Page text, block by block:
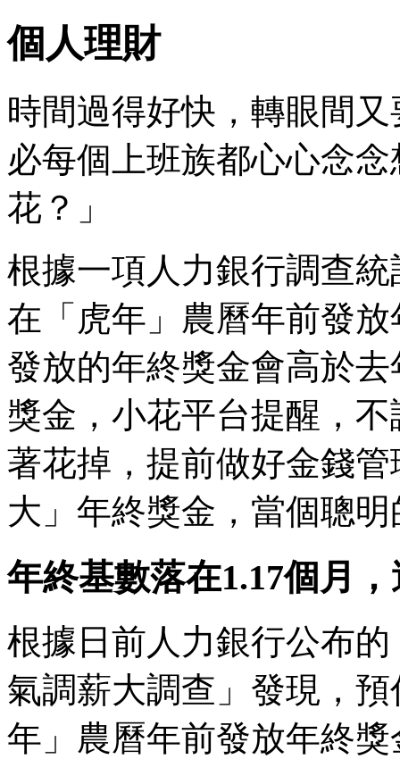
個人理財
時間過得好快，轉眼間
必每個上班族都心心念
花？」
根據一項人力銀行調查
在「虎年」農曆年前發
發放的年終獎金會高於
獎金，小花平台提醒，
著花掉，提前做好金錢
大」年終獎金，當個聰
年終基數落在1.17個月
根據日前人力銀行公布
氣調薪大調查」發現，
年」農曆年前發放年終